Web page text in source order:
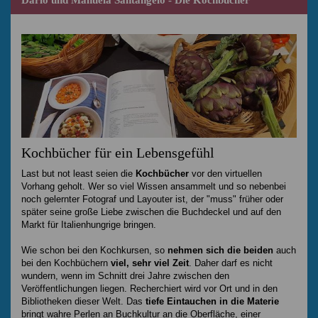
Kochbücher für ein Lebensgefühl
Last but not least seien die Kochbücher vor den virtuellen
Vorhang geholt. Wer so viel Wissen ansammelt und so nebenbei
noch gelernter Fotograf und Layouter ist, der "muss" früher oder
später seine große Liebe zwischen die Buchdeckel und auf den
Markt für Italienhungrige bringen.
Wie schon bei den Kochkursen, so nehmen sich die beiden auch
bei den Kochbüchern viel, sehr viel Zeit. Daher darf es nicht
wundern, wenn im Schnitt drei Jahre zwischen den
Veröffentlichungen liegen. Recherchiert wird vor Ort und in den
Bibliotheken dieser Welt. Das tiefe Eintauchen in die Materie
bringt wahre Perlen an Buchkultur an die Oberfläche, einer